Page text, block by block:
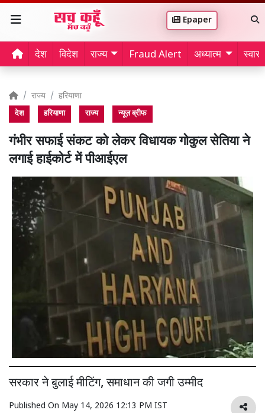
Epaper
देश विदेश राज्य Fraud Alert अध्यात्म
राज्य हरियाणा
देश हरियाणा राज्य न्यूज़ ब्रीफ
गंभीर सफाई संकट को लेकर विधायक गोकुल सेतिया ने
लगाई हाईकोर्ट में पीआईएल
सरकार ने बुलाई मीटिंग, समाधान की जगी उम्मीद
Published On May 14, 2026 12:13 PM IST